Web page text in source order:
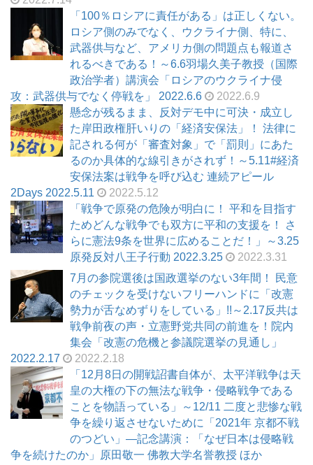
「100％ロシアに責任がある」は正しくない。
ロシア側のみでなく、ウクライナ側、特に、
武器供与など、アメリカ側の問題点も報道さ
れるべきである！～6.6羽場久美子教授（国際
政治学者）講演会「ロシアのウクライナ侵
攻：武器供与でなく停戦を」 2022.6.6
2022.6.9
懸念が残るまま、反対デモ中に可決・成立し
た岸田政権肝いりの「経済安保法」！ 法律に
記される何が「審査対象」で「罰則」にあた
るのか具体的な線引きがされず！～5.11#経済
安保法案は戦争を呼び込む 連続アピール
2Days 2022.5.11
2022.5.12
「戦争で原発の危険が明白に！ 平和を目指す
ためどんな戦争でも双方に平和の支援を！ さ
らに憲法9条を世界に広めることだ！」～3.25
原発反対八王子行動 2022.3.25
2022.3.31
7月の参院選後は国政選挙のない3年間！ 民意
のチェックを受けないフリーハンドに「改憲
勢力が舌なめずりをしている」!!～2.17反共は
戦争前夜の声・立憲野党共同の前進を！院内
集会「改憲の危機と参議院選挙の見通し」
2022.2.17
2022.2.18
「12月8日の開戦詔書自体が、太平洋戦争は天
皇の大権の下の無法な戦争・侵略戦争である
ことを物語っている」～12/11 二度と悲惨な戦
争を繰り返させないために「2021年 京都不戦
のつどい」―記念講演：「なぜ日本は侵略戦
争を続けたのか」原田敬一 佛教大学名誉教授 ほか